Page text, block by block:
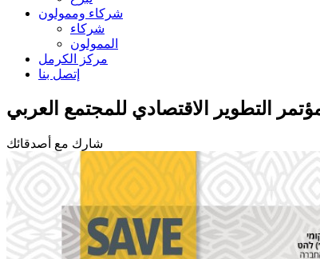
شركاء وممولون
شركاء
الممولون
مركز الكرمل
إتصل بنا
التطوير الاقتصادي للمجتمع العربي
شارك مع أصدقائك